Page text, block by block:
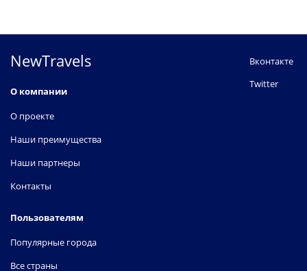
NewTravels
О компании
О проекте
Наши преимущества
Наши партнеры
Контакты
Пользователям
Популярные города
Все страны
Вконтакте
Twitter